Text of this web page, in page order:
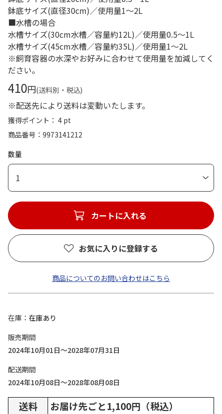
鉢底サイズ(直径30cm)／使用量1～2L
■水槽の場合
水槽サイズ(30cm水槽／容量約12L)／使用量0.5～1L
水槽サイズ(45cm水槽／容量約35L)／使用量1～2L
※飼育容器の水深やお好みに合わせて使用量を加減してく
ださい。
410円(送料別・税込)
※配送先により送料は変動いたします。
獲得ポイント： 4 pt
商品番号
9973141212
数量
1
カートに入れる
お気に入りに登録する
商品についてのお問い合わせはこちら
在庫
在庫あり
販売期間
2024年10月01日～2028年07月31日
配送期間
2024年10月08日～2028年08月08日
送料
お届け先ごと1,100円（税込）